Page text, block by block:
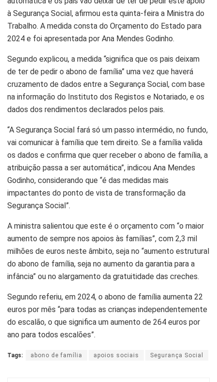
à Segurança Social, afirmou esta quinta-feira a Ministra do
Trabalho. A medida consta do Orçamento do Estado para
2024 e foi apresentada por Ana Mendes Godinho.
Segundo explicou, a medida “significa que os pais deixam
de ter de pedir o abono de família” uma vez que haverá
cruzamento de dados entre a Segurança Social, com base
na informação do Instituto dos Registos e Notariado, e os
dados dos rendimentos declarados pelos pais.
“A Segurança Social fará só um passo intermédio, no fundo,
vai comunicar à família que tem direito. Se a família valida
os dados e confirma que quer receber o abono de família, a
atribuição passa a ser automática”, indicou Ana Mendes
Godinho, considerando que “é das medidas mais
impactantes do ponto de vista de transformação da
Segurança Social”.
A ministra salientou que este é o orçamento com “o maior
aumento de sempre nos apoios às famílias”, com 2,3 mil
milhões de euros neste âmbito, seja no “aumento estrutural
do abono de família, seja no aumento da garantia para a
infância” ou no alargamento da gratuitidade das creches.
Segundo referiu, em 2024, o abono de família aumenta 22
euros por mês “para todas as crianças independentemente
do escalão, o que significa um aumento de 264 euros por
ano para todos escalões”.
Tags: abono de família apoios sociais Segurança Social